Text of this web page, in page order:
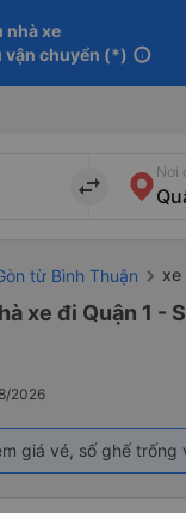
nhà xe
vận chuyển (*) info
import_export
Nơi
từ Bình Thuận xe
xe đi Quận 1 -
2026
giá vé, số ghế